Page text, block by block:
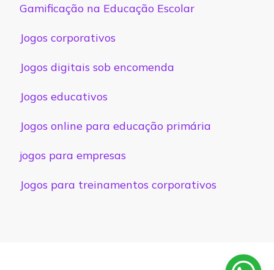
Gamificação na Educação Escolar
Jogos corporativos
Jogos digitais sob encomenda
Jogos educativos
Jogos online para educação primária
jogos para empresas
Jogos para treinamentos corporativos